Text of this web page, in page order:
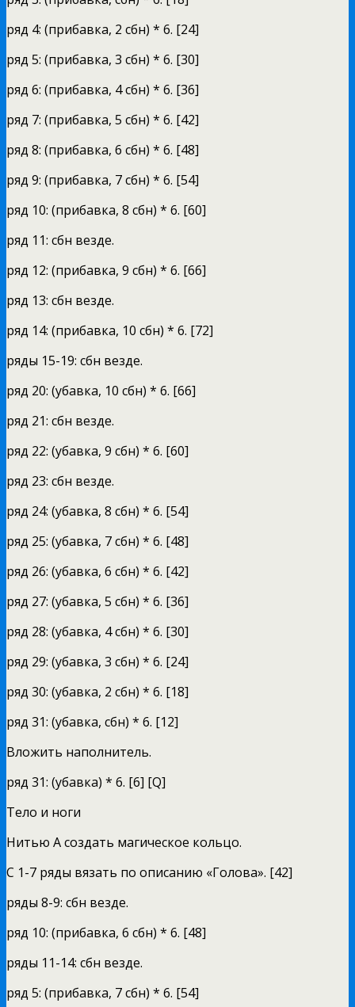
ряд 4: (прибавка, 2 сбн) * 6. [24]
ряд 5: (прибавка, 3 сбн) * 6. [30]
ряд 6: (прибавка, 4 сбн) * 6. [36]
ряд 7: (прибавка, 5 сбн) * 6. [42]
ряд 8: (прибавка, 6 сбн) * 6. [48]
ряд 9: (прибавка, 7 сбн) * 6. [54]
ряд 10: (прибавка, 8 сбн) * 6. [60]
ряд 11: сбн везде.
ряд 12: (прибавка, 9 сбн) * 6. [66]
ряд 13: сбн везде.
ряд 14: (прибавка, 10 сбн) * 6. [72]
ряды 15-19: сбн везде.
ряд 20: (убавка, 10 сбн) * 6. [66]
ряд 21: сбн везде.
ряд 22: (убавка, 9 сбн) * 6. [60]
ряд 23: сбн везде.
ряд 24: (убавка, 8 сбн) * 6. [54]
ряд 25: (убавка, 7 сбн) * 6. [48]
ряд 26: (убавка, 6 сбн) * 6. [42]
ряд 27: (убавка, 5 сбн) * 6. [36]
ряд 28: (убавка, 4 сбн) * 6. [30]
ряд 29: (убавка, 3 сбн) * 6. [24]
ряд 30: (убавка, 2 сбн) * 6. [18]
ряд 31: (убавка, сбн) * 6. [12]
Вложить наполнитель.
ряд 31: (убавка) * 6. [6] [Q]
Тело и ноги
Нитью А создать магическое кольцо.
С 1-7 ряды вязать по описанию «Голова». [42]
ряды 8-9: сбн везде.
ряд 10: (прибавка, 6 сбн) * 6. [48]
ряды 11-14: сбн везде.
ряд 5: (прибавка, 7 сбн) * 6. [54]